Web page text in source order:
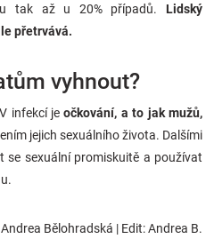
tak až u 20% případů. Lidský
přetrvává.
vyhnout?
infekcí jeočkování, a to jak mužů,
jejich sexuálního života. Dalšími
se sexuální promiskuitě a používat
Bělohradská | Edit: Andrea B.